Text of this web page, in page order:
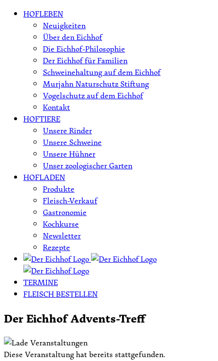
Skip HOFLEBEN
Neuigkeiten
Über den Eichhof
Die Eichhof-Philosophie
Der Eichhof für Familien
Schweinehaltung auf dem Eichhof
Murjahn Naturschutz Stiftung
Vogelschutz auf dem Eichhof
Kontakt
HOFTIERE
Unsere Rinder
Unsere Schweine
Unsere Hühner
Unser zoologischer Garten
HOFLADEN
Produkte
Fleisch-Verkauf
Gastronomie
Kochkurse
Newsletter
Rezepte
TERMINE
FLEISCH BESTELLEN
Der Eichhof Advents-Treff
Diese Veranstaltung hat bereits stattgefunden.